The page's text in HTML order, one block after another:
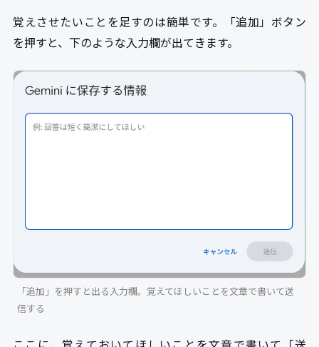
覚えさせたいことを足すのは簡単です。「追加」ボタン
を押すと、下のような入力欄が出てきます。
「追加」を押すと出る入力欄。覚えてほしいことを文章で書いて送
信する